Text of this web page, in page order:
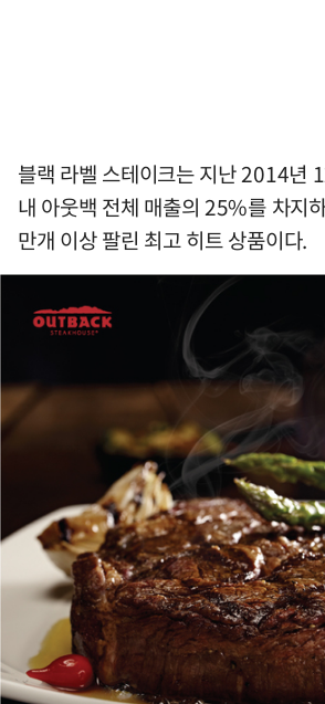
블랙 라벨 스테이크는 지난 2014년
내 아웃백 전체 매출의 25%를 차지
만개 이상 팔린 최고 히트 상품이다.